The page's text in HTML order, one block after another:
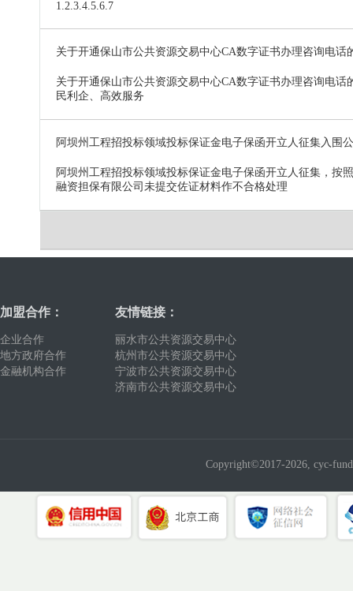
1.2.3.4.5.6.7
关于开通保山市公共资源交易中心CA数字证书办理咨询电话
关于开通保山市公共资源交易中心CA数字证书办理咨询电话
民利企、高效服务
阿坝州工程招投标领域投标保证金电子保函开立人征集入围
阿坝州工程招投标领域投标保证金电子保函开立人征集，按
融资担保有限公司未提交佐证材料作不合格处理
加盟合作：
企业合作
地方政府合作
金融机构合作
友情链接：
丽水市公共资源交易中心
杭州市公共资源交易中心
宁波市公共资源交易中心
济南市公共资源交易中心
Copyright©2017-2026, cyc-